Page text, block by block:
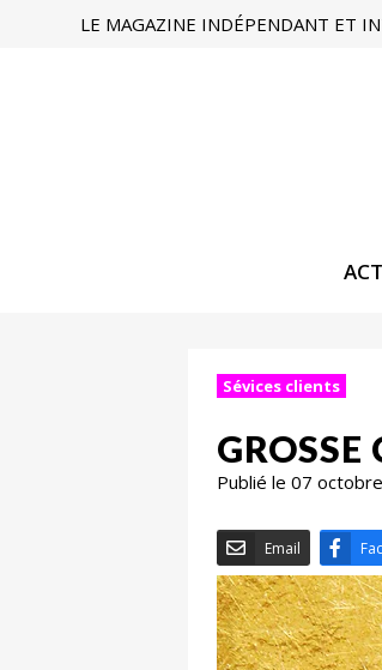
LE MAGAZINE INDÉPENDANT ET
Sévices clients
Publié le 07